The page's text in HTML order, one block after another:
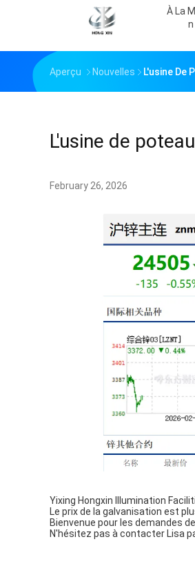
À La
N
Aperçu Nouvelles L'usine De
L'usine de
February 26, 2026
Yixing Hongxin Illumination
Le prix de la galvanisation est
Bienvenue pour les demandes
N'hésitez pas à contacter Lisa